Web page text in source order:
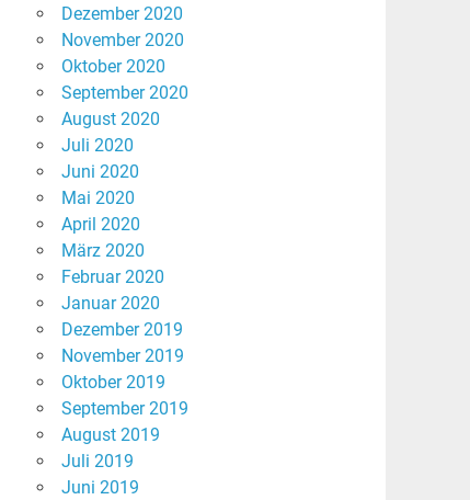
Dezember 2020
November 2020
Oktober 2020
September 2020
August 2020
Juli 2020
Juni 2020
Mai 2020
April 2020
März 2020
Februar 2020
Januar 2020
Dezember 2019
November 2019
Oktober 2019
September 2019
August 2019
Juli 2019
Juni 2019